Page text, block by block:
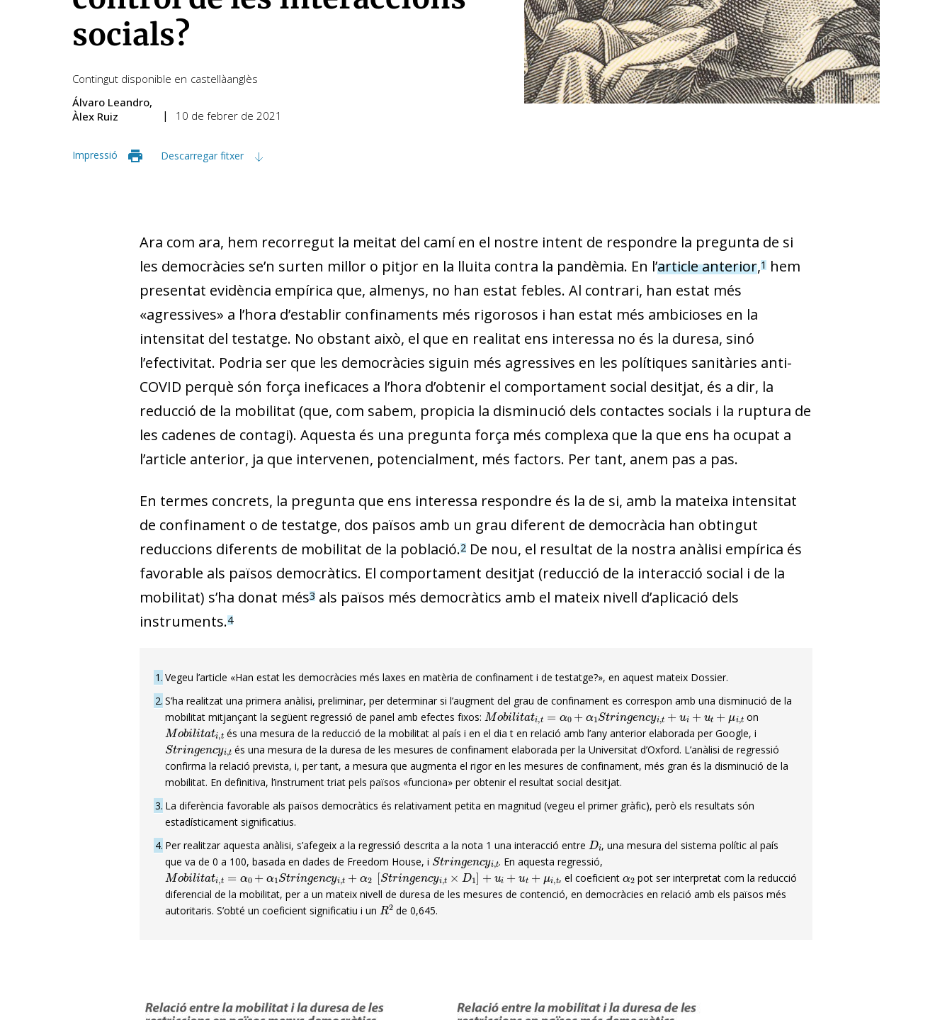
socials?
Contingut disponible en castellàanglès
Álvaro Leandro
Àlex Ruiz
10 de febrer de 2021
Impressió Descarregar fitxer
Ara com ara, hem recorregut la meitat del camí en el nostre intent de respondre la pregunta de si
les democràcies se’n surten millor o pitjor en la lluita contra la pandèmia. En l’article anterior,1 hem
presentat evidència empírica que, almenys, no han estat febles. Al contrari, han estat més
«agressives» a l’hora d’establir confinaments més rigorosos i han estat més ambicioses en la
intensitat del testatge. No obstant això, el que en realitat ens interessa no és la duresa, sinó
l’efectivitat. Podria ser que les democràcies siguin més agressives en les polítiques sanitàries anti-
COVID perquè són força ineficaces a l’hora d’obtenir el comportament social desitjat, és a dir, la
reducció de la mobilitat (que, com sabem, propicia la disminució dels contactes socials i la ruptura de
les cadenes de contagi). Aquesta és una pregunta força més complexa que la que ens ha ocupat a
l’article anterior, ja que intervenen, potencialment, més factors. Per tant, anem pas a pas.
En termes concrets, la pregunta que ens interessa respondre és la de si, amb la mateixa intensitat
de confinament o de testatge, dos països amb un grau diferent de democràcia han obtingut
reduccions diferents de mobilitat de la població.2 De nou, el resultat de la nostra anàlisi empírica és
favorable als països democràtics. El comportament desitjat (reducció de la interacció social i de la
mobilitat) s’ha donat més3 als països més democràtics amb el mateix nivell d’aplicació dels
instruments.4
1 Vegeu l’article «Han estat les democràcies més laxes en matèria de confinament i de testatge?», en aquest mateix Dossier.
2 S’ha realitzat una primera anàlisi, preliminar, per determinar si l’augment del grau de confinament es correspon amb una disminució de la
mobilitat mitjançant la següent regressió de panel amb efectes fixos:
Mobilitat i,t =α0+α1Stri ng encyi,t+u i+ut +μi t
on
Mobilitati,t
és una mesura de la reducció de la mobilitat al país i en el dia t en relació amb l’any anterior elaborada per Google, i
Stringency ,t
és una mesura de la duresa de les mesures de confinament elaborada per la Universitat d’Oxford. L’anàlisi de regressió
confirma la relació prevista, i, per tant, a mesura que augmenta el rigor en les mesures de confinament, més gran és la disminució de la
mobilitat. En definitiva, l’instrument triat pels països «funciona» per obtenir el resultat social desitjat.
3 La diferència favorable als països democràtics és relativament petita en magnitud (vegeu el primer gràfic), però els resultats són
estadísticament significatius.
4 Per realitzar aquesta anàlisi, s’afegeix a la regressió descrita a la nota 1 una interacció entre
D
, una mesura del sistema polític al país
que va de 0 a 100, basada en dades de Freedom House, i
Str n genc y ,t
. En aquesta regressió,
Mobilita t ,t =α0 +α1Stringency ,t+ α2[Strin gency i, t×D 1]+ui+ut+μi ,t
, el coeficient
pot ser interpretat com la reducció
diferencial de la mobilitat, per a un mateix nivell de duresa de les mesures de contenció, en democràcies en relació amb els països més
autoritaris. S’obté un coeficient significatiu i un
R2
de 0,645.